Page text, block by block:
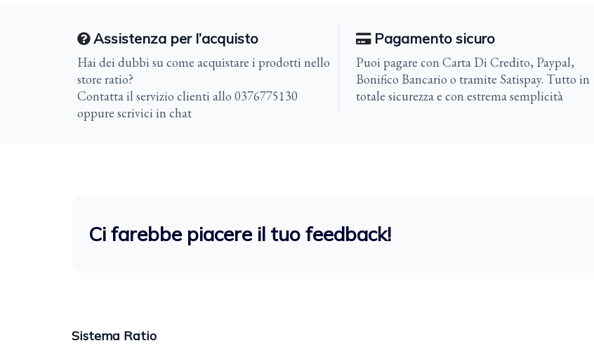
Assistenza per l’acquisto
Hai dei dubbi su come acquistare i prodotti nello
store ratio?
Contatta il servizio clienti allo 0376775130
oppure scrivici in chat
Pagamento sicuro
Puoi pagare con Carta Di Credito, Paypal,
Bonifico Bancario o tramite Satispay. Tutto in
totale sicurezza e con estrema semplicità
Ci farebbe piacere il tuo feedback!
Sistema Ratio